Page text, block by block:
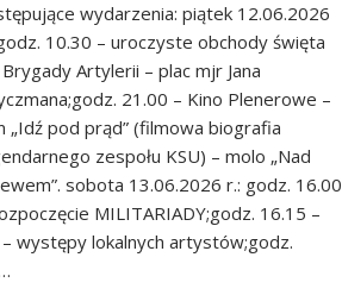
wydarzenia: piątek 12.06.2026
10.30 – uroczyste obchody święta
Artylerii – plac mjr Jana
21.00 – Kino Plenerowe –
„Idź pod prąd” (filmowa biografia
zespołu KSU) – molo „Nad
sobota 13.06.2026 r.: godz. 16.00
MILITARIADY;godz. 16.15 –
występy lokalnych artystów;godz.